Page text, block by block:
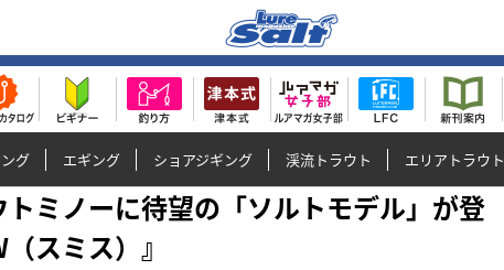
グ エギング ショアジギング 渓流トラウト エリアトラウト
ミノーに待望の「ソルトモデル」が登
スミス）』